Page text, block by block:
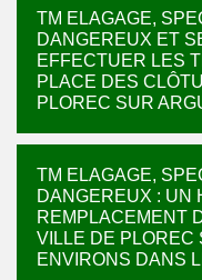
TM ELAGAGE,
DANGEREUX ET
EFFECTUER LES
PLACE DES
PLOREC SUR
TM ELAGAGE,
DANGEREUX : UN
REMPLACEMENT
VILLE DE PLOREC
ENVIRONS DANS